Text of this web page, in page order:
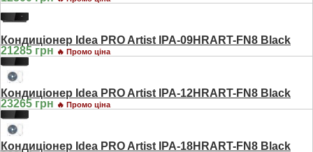
Кондиціонер Idea PRO Artist IPA-09HRART-FN8 Black
21285 грн 🔥 Промо ціна
Кондиціонер Idea PRO Artist IPA-12HRART-FN8 Black
23265 грн 🔥 Промо ціна
Кондиціонер Idea PRO Artist IPA-18HRART-FN8 Black